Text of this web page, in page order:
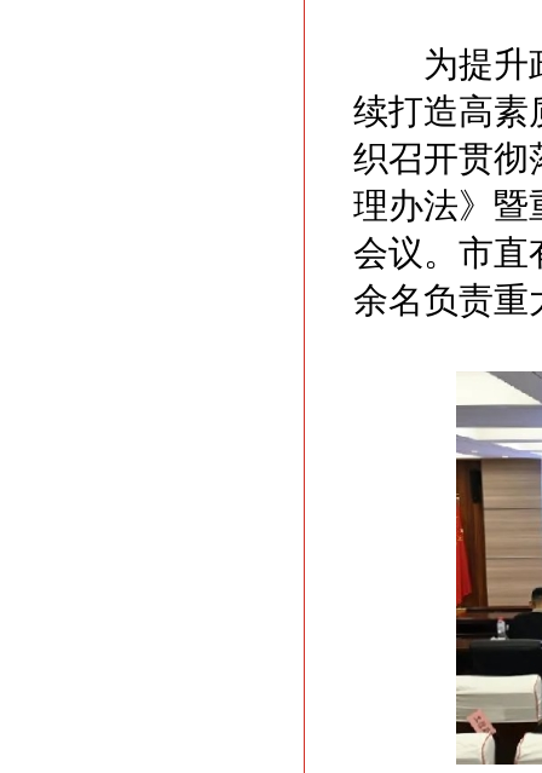
为提升政
续打造高素
织召开贯彻
理办法》暨
会议。市直
余名负责重